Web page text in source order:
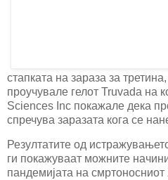
стапката на зараза за
проучувале гелот Truvada на
Sciences Inc покажале дека
спречува заразата кога се
Резултатите од
ги покажуваат можните
пандемијата на